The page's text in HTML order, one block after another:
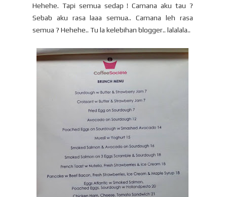
Hehehe. Tapi semua sedap ! Camana aku tau ?
Sebab aku rasa laaa semua.. Camana leh rasa
semua ? Hehehe.. Tu la kelebihan blogger.. lalalala..